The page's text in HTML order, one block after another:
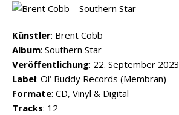
Künstler: Brent Cobb
Album: Southern Star
Veröffentlichung: 22. September 2023
Label: Ol‘ Buddy Records (Membran)
Formate: CD, Vinyl & Digital
Tracks: 12